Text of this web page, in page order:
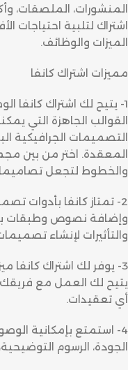
المنشورات، الملصقات،
اشتراك لتلبية احتياجات
الميزات والوظائف.
مميزات اشتراك كانفا
1- يتيح لك اشتراك
القوالب الجاهزة التي
التصميمات الجرافيكية
المعقدة. اختر من بين
والخطوط لتجعل
2- تمتاز كانفا بأدوات
وإضافة نصوص وطبقات
والتأثيرات لإنشاء
3- يوفر لك اشتراك كانفا
يتيح لك العمل مع
أي تعقيدات.
4- استمتع بإمكانية
الجودة، الرسوم